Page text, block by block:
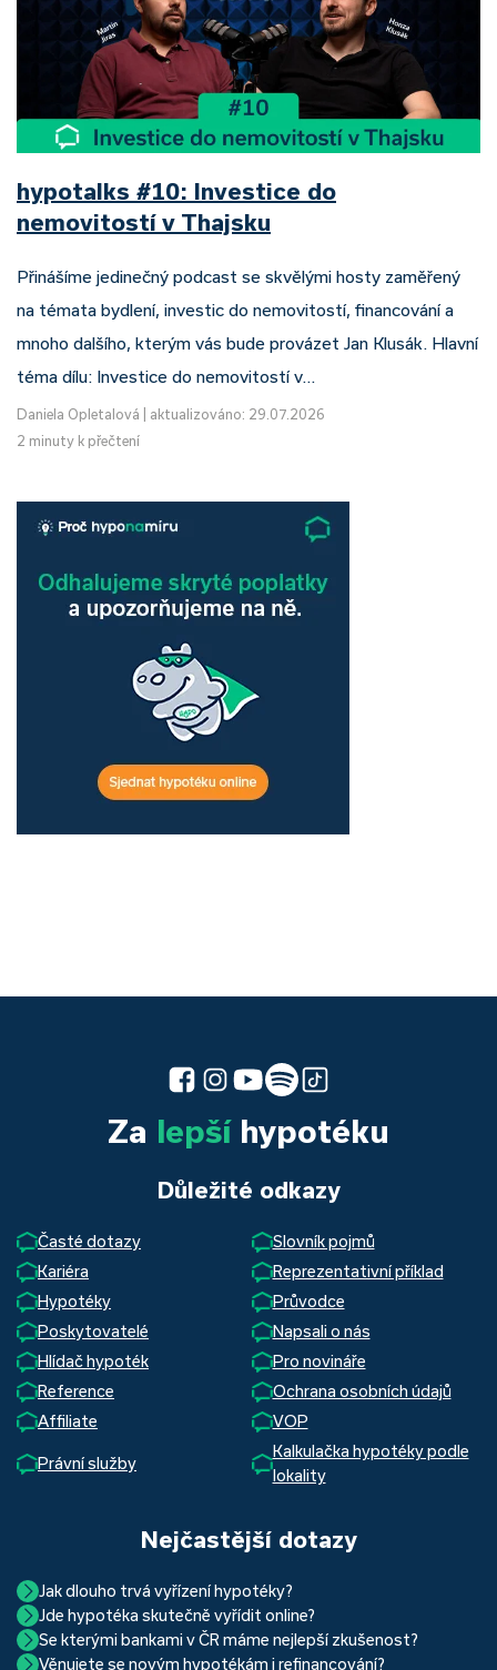
hypotalks #10: Investice do
nemovitostí v Thajsku
Přinášíme jedinečný podcast se skvělými hosty zaměřený
na témata bydlení, investic do nemovitostí, financování a
mnoho dalšího, kterým vás bude provázet Jan Klusák. Hlavní
téma dílu: Investice do nemovitostí v…
Daniela Opletalová
aktualizováno: 29.07.2026
2 minuty k přečtení
Za lepšíhypotéku
Důležité odkazy
Časté dotazy
Slovník pojmů
Kariéra
Reprezentativní příklad
Hypotéky
Průvodce
Poskytovatelé
Napsali o nás
Hlídač hypoték
Pro novináře
Reference
Ochrana osobních údajů
Affiliate
VOP
Právní služby
Kalkulačka hypotéky podle
lokality
Nejčastější dotazy
Jak dlouho trvá vyřízení hypotéky?
Hypotéka se dá zvládnout za měsíc i za tři. Nejčastěji její
uzavření trvá okolo 2 měsíců. Důvodem je především
Jde hypotéka skutečně vyřídit online?
Ano, skutečně jde. Díky moderním technologiím, které
Se kterými bankami v ČR máme nejlepší zkušenost?
Nejvíce proklientská je určitě Hypoteční banka. Svou
Věnujete se novým hypotékám i refinancování?